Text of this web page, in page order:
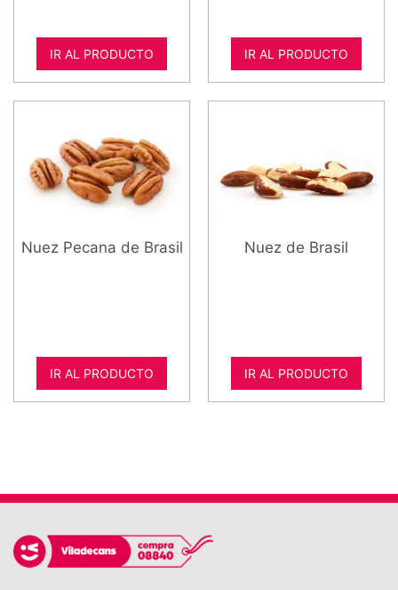
IR AL PRODUCTO IR AL PRODUCTO
Nuez Pecana de Brasil
IR AL PRODUCTO
Nuez de Brasil
IR AL PRODUCTO